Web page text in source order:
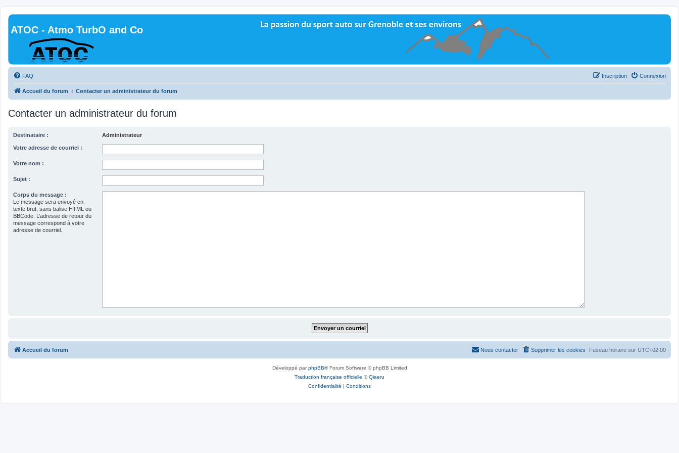
ATOC - Atmo TurbO and Co
FAQ Connexion
Inscription
Accueil du forum Contacter un administrateur du forum
Contacter un administrateur du forum
Destinataire : Administrateur
Votre adresse de courriel :
Votre nom :
Sujet :
Corps du message :
Le message sera envoyé en
texte brut, sans balise HTML ou
BBCode. L’adresse de retour du
message correspond à votre
adresse de courriel.
Accueil du forum Fuseau horaire sur UTC+02:00
Supprimer les cookies
Nous contacter
Développé parphpBB® Forum Software © phpBB Limited
Traduction française officielle ©Qiaeru
Confidentialité | Conditions